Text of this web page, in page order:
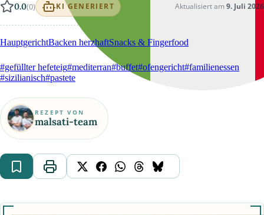
0.0(0) KI GENERIERT Aktualisiert am 9. Juli 2026
HauptgerichtBacken herzhaftSnacks & Fingerfood
#gefüllter hefeteig#mediterran#buffet#ofengericht#familienessen
#sizilianisch#pastete
REZEPT VON
malsati-team